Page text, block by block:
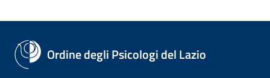
Ordine degli Psicologi del Lazio